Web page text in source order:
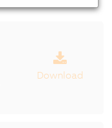
Download